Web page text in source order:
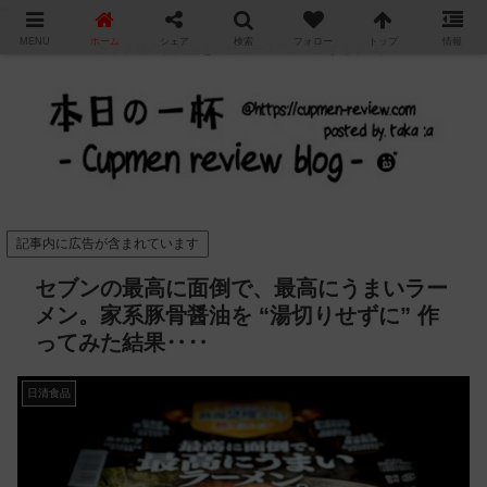
カップ麺の新商品をレビュー / アレンジするブログ
記事内に広告が含まれています
セブンの最高に面倒で、最高にうまいラー
メン。家系豚骨醤油を “湯切りせずに” 作
ってみた結果‥‥
日清食品
MENU ホーム シェア 検索 フォロー トップ 情報